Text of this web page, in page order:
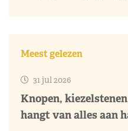
Meest gelezen
31 jul 2026
Knopen,
hangt van alles aan